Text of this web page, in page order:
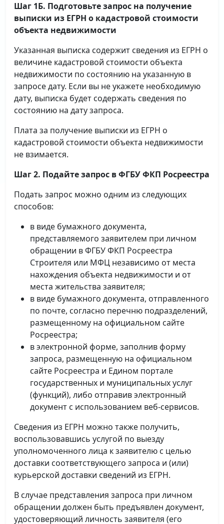
Шаг 1Б. Подготовьте запрос на получение
выписки из ЕГРН о кадастровой стоимости
объекта недвижимости
Указанная выписка содержит сведения из ЕГРН о
величине кадастровой стоимости объекта
недвижимости по состоянию на указанную в
запросе дату. Если вы не укажете необходимую
дату, выписка будет содержать сведения по
состоянию на дату запроса.
Плата за получение выписки из ЕГРН о
кадастровой стоимости объекта недвижимости
не взимается.
Шаг 2. Подайте запрос в ФГБУ ФКП Росреестра
Подать запрос можно одним из следующих
способов:
в виде бумажного документа,
представляемого заявителем при личном
обращении в ФГБУ ФКП Росреестра
Строителя или МФЦ независимо от места
нахождения объекта недвижимости и от
места жительства заявителя;
в виде бумажного документа, отправленного
по почте, согласно перечню подразделений,
размещенному на официальном сайте
Росреестра;
в электронной форме, заполнив форму
запроса, размещенную на официальном
сайте Росреестра и Едином портале
государственных и муниципальных услуг
(функций), либо отправив электронный
документ с использованием веб-сервисов.
Сведения из ЕГРН можно также получить,
воспользовавшись услугой по выезду
уполномоченного лица к заявителю с целью
доставки соответствующего запроса и (или)
курьерской доставки сведений из ЕГРН.
В случае представления запроса при личном
обращении должен быть предъявлен документ,
удостоверяющий личность заявителя (его